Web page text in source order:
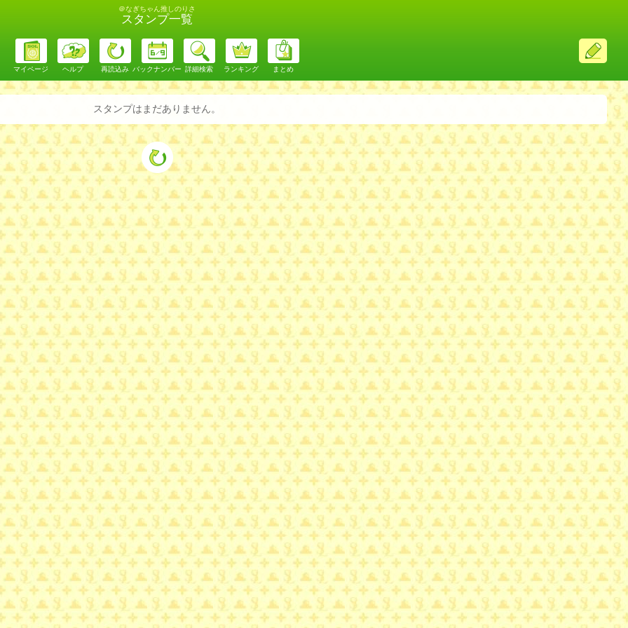
＠なぎちゃん推しのりさ
スタンプ一覧
ス
レ
投
マイページ ヘルプ 再読込み バックナンバー 詳細検索 ランキング まとめ
スタンプはまだありません。